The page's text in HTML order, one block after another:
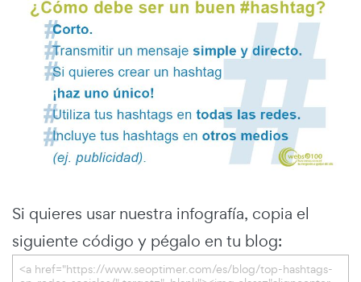
Si quieres usar nuestra infografía, copia el
siguiente código y pégalo en tu blog: